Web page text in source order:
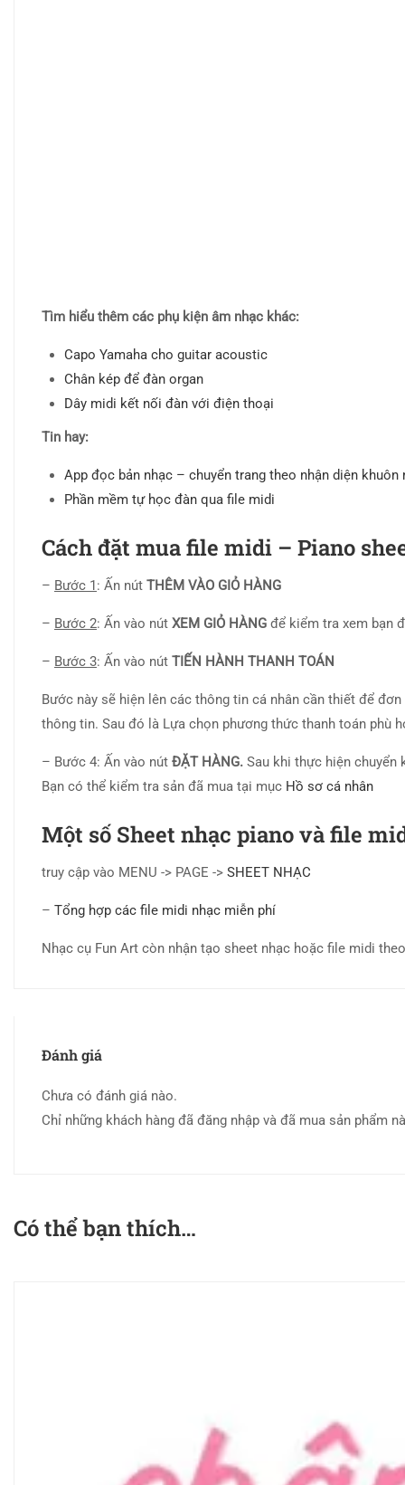
Tìm hiểu thêm các phụ kiện âm nhạc khác:
Capo Yamaha cho guitar acoustic
Chân kép để đàn organ
Dây midi kết nối đàn với điện thoại
Tin hay:
App đọc bản nhạc – chuyển trang theo nhận diện khuôn
Phần mềm tự học đàn qua file midi
Cách đặt mua file midi – Piano
– Bước 1: Ấn nút THÊM VÀO GIỎ HÀNG
– Bước 2: Ấn vào nút XEM GIỎ HÀNG để kiểm tra xem bạn
– Bước 3: Ấn vào nút TIẾN HÀNH THANH TOÁN
Bước này sẽ hiện lên các thông tin cá nhân cần thiết để
thông tin. Sau đó là Lựa chọn phương thức thanh toán phù
– Bước 4: Ấn vào nút ĐẶT HÀNG. Sau khi thực hiện chuyển
Bạn có thể kiểm tra sản đã mua tại mục Hồ sơ cá nhân
Một số Sheet nhạc piano và file
truy cập vào MENU -> PAGE -> SHEET NHẠC
– Tổng hợp các file midi nhạc miễn phí
Nhạc cụ Fun Art còn nhận tạo sheet nhạc hoặc file midi
Đánh giá
Chưa có đánh giá nào.
Chỉ những khách hàng đã đăng nhập và đã mua sản phẩm
Có thể bạn thích…